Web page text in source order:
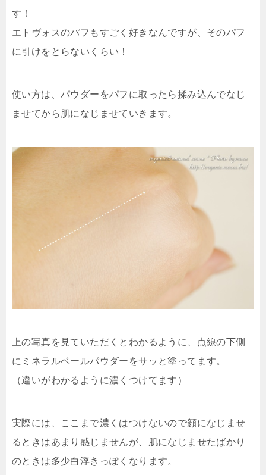
す！
エトヴォスのパフもすごく好きなんですが、そのパフ
に引けをとらないくらい！
使い方は、パウダーをパフに取ったら揉み込んでなじ
ませてから肌になじませていきます。
上の写真を見ていただくとわかるように、点線の下側
にミネラルベールパウダーをサッと塗ってます。
（違いがわかるように濃くつけてます）
実際には、ここまで濃くはつけないので顔になじませ
るときはあまり感じませんが、肌になじませたばかり
のときは多少白浮きっぽくなります。